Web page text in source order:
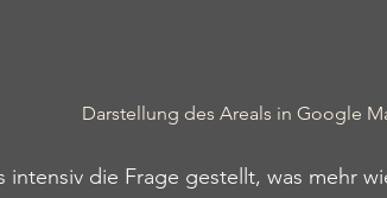
Darstellung des Areals in Google
intensiv die Frage gestellt, was mehr